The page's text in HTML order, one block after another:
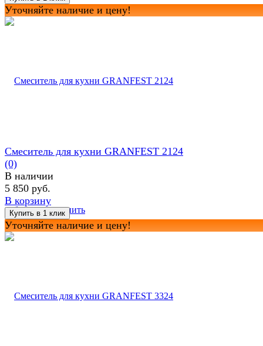
Уточняйте наличие и цену!
избранное сравнить
Смеситель для кухни GRANFEST 2124
(0)
В наличии
5 850 руб.
В корзину
Уточняйте наличие и цену!